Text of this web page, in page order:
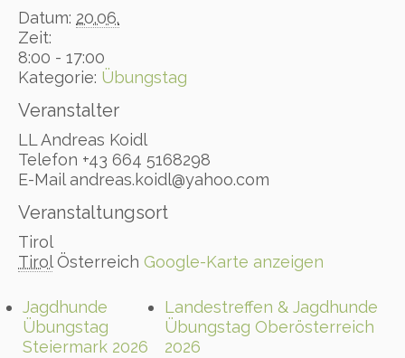
Datum: 20.06.
Zeit:
8:00 - 17:00
Kategorie: Übungstag
Veranstaltungsort
Tirol
Tirol Österreich Google-Karte anzeigen
Veranstalter
LL Andreas Koidl
Telefon +43 664 5168298
E-Mail andreas.koidl@yahoo.com
Jagdhunde
Übungstag
Steiermark 2026
Landestreffen & Jagdhunde
Übungstag Oberösterreich
2026